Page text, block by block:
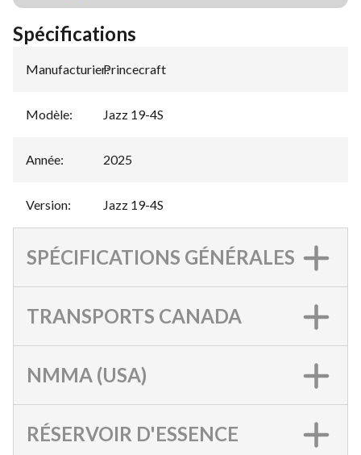
Spécifications
Manufacturier:
Princecraft
Modèle: Jazz 19-4S
Année: 2025
Version: Jazz 19-4S
SPÉCIFICATIONS GÉNÉRALES
TRANSPORTS CANADA
NMMA (USA)
RÉSERVOIR D'ESSENCE